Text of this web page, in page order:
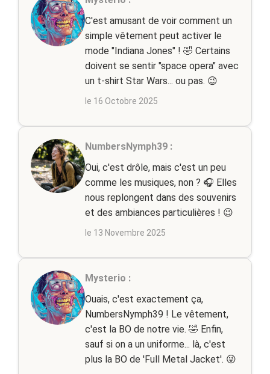
C'est amusant de voir comment un
simple vêtement peut activer le
mode "Indiana Jones" ! 🤣 Certains
doivent se sentir "space opera" avec
un t-shirt Star Wars... ou pas. 😉
le 16 Octobre 2025
NumbersNymph39 :
Oui, c'est drôle, mais c'est un peu
comme les musiques, non ? 🎧 Elles
nous replongent dans des souvenirs
et des ambiances particulières ! 😉
le 13 Novembre 2025
Mysterio :
Ouais, c'est exactement ça,
NumbersNymph39 ! Le vêtement,
c'est la BO de notre vie. 🤣 Enfin,
sauf si on a un uniforme... là, c'est
plus la BO de 'Full Metal Jacket'. 😜